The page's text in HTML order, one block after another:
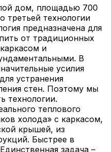
дом, площадью 700
третьей технологии
предназначена для
от традиционных
и
В
усилия
устранения
стен. Поэтому мы
технологии.
теплового
холода» с каркасом,
крышей, из
Быстрее в
задача –